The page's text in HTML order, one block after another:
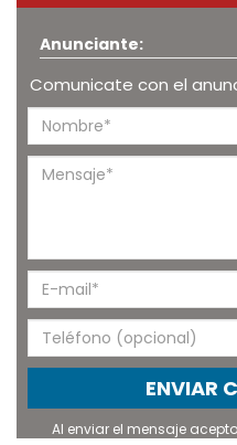
Anunciante:
Comunicate con el
ENVIAR
Al enviar el mensaje